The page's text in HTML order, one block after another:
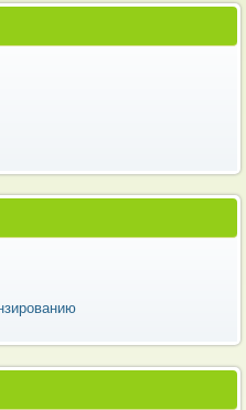
ссылка)